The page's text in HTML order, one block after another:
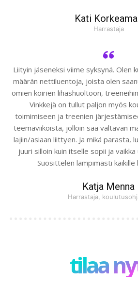
Kati
Harrastaja
Liityin jäseneksi viime syksynä. Olen
määrän nettiluentoja, joista olen
omien koirien lihashuoltoon,
Vinkkejä on tullut paljon myös
toimimiseen ja treenien
teemaviikoista, jolloin saa valtavan
lajiin/asiaan liittyen. Ja mikä parasta,
juuri silloin kuin itselle sopii ja
Suosittelen lämpimästi kaikille
Katja Menna
Harrastaja,
tilaa